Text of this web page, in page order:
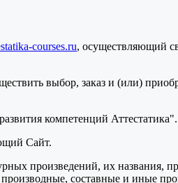
courses.ru, осуществляющий
выбор, заказ и (или)
компетенций Аттестатика".
Сайт.
произведений, их названия,
составные и иные